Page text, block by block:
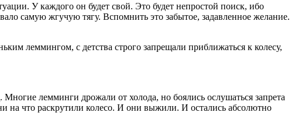
У каждого он будет свой. Это будет непростой поиск, ибо
самую жгучую тягу. Вспомнить это забытое, задавленное желание.
леммингом, с детства строго запрещали приближаться к колесу,
лемминги дрожали от холода, но боялись ослушаться запрета
на что раскрутили колесо. И они выжили. И остались абсолютно